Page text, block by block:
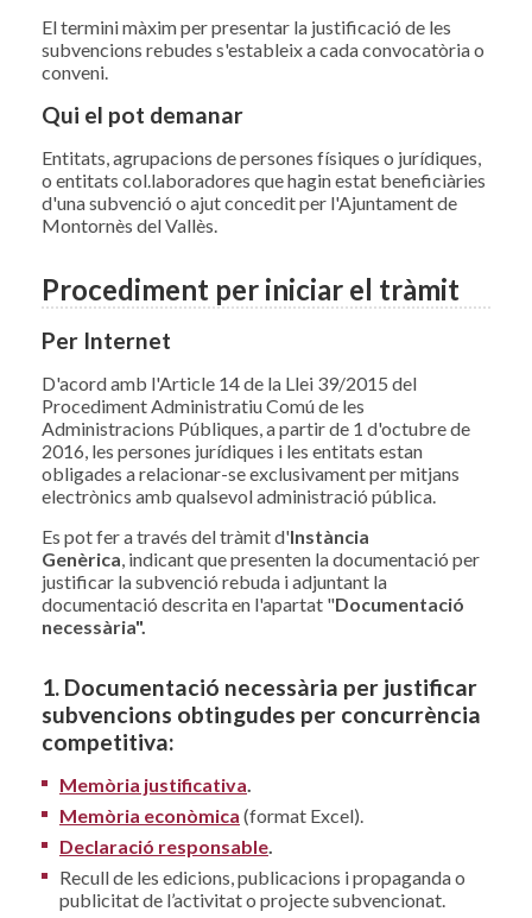
El termini màxim per presentar la justificació de les
subvencions rebudes s'estableix a cada convocatòria o
conveni.
Qui el pot demanar
Entitats, agrupacions de persones físiques o jurídiques,
o entitats col.laboradores que hagin estat beneficiàries
d'una subvenció o ajut concedit per l'Ajuntament de
Montornès del Vallès.
Procediment per iniciar el tràmit
Per Internet
D'acord amb l'Article 14 de la Llei 39/2015 del
Procediment Administratiu Comú de les
Administracions Públiques, a partir de 1 d'octubre de
2016, les persones jurídiques i les entitats estan
obligades a relacionar-se exclusivament per mitjans
electrònics amb qualsevol administració pública.
Es pot fer a través del tràmit d'Instància
Genèrica, indicant que presenten la documentació per
justificar la subvenció rebuda i adjuntant la
documentació descrita en l'apartat "Documentació
necessària".
1. Documentació necessària per justificar
subvencions obtingudes per concurrència
competitiva:
Memòria justificativa.
Memòria econòmica (format Excel).
Declaració responsable.
Recull de les edicions, publicacions i propaganda o
publicitat de l’activitat o projecte subvencionat.